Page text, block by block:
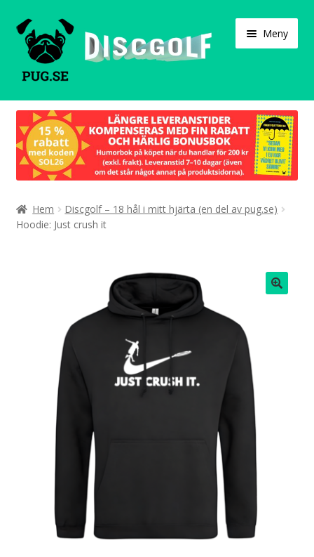
Hoppa
till
navigering
Hoppa
till
innehåll
Meny
Varukorg
Våra produkter
Designa själv!
Böcker
Hem
Discgolf – 18 hål i mitt hjärta (en del av pug.se)
Hoodie: Just crush it